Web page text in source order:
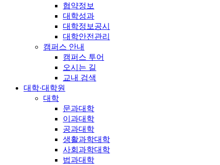
협약정보
대학성과
대학정보공시
대학안전관리
캠퍼스 안내
캠퍼스 투어
오시는 길
교내 검색
대학·대학원
대학
문과대학
이과대학
공과대학
생활과학대학
사회과학대학
법과대학